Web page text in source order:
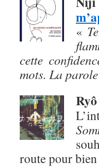
«
cette
mots. La
route pour